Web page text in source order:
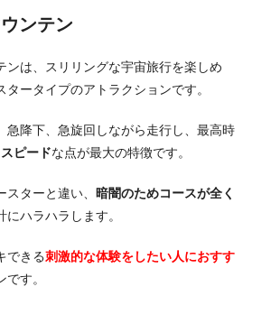
ンテン
ンは、スリリングな宇宙旅行を楽しめ
タータイプのアトラクションです。
急降下、急旋回しながら走行し、最高時
ピードな点が最大の特徴です。
ターと違い、 暗闇のためコースが全く
にハラハラします。
できる刺激的な体験をしたい人におすす
す。